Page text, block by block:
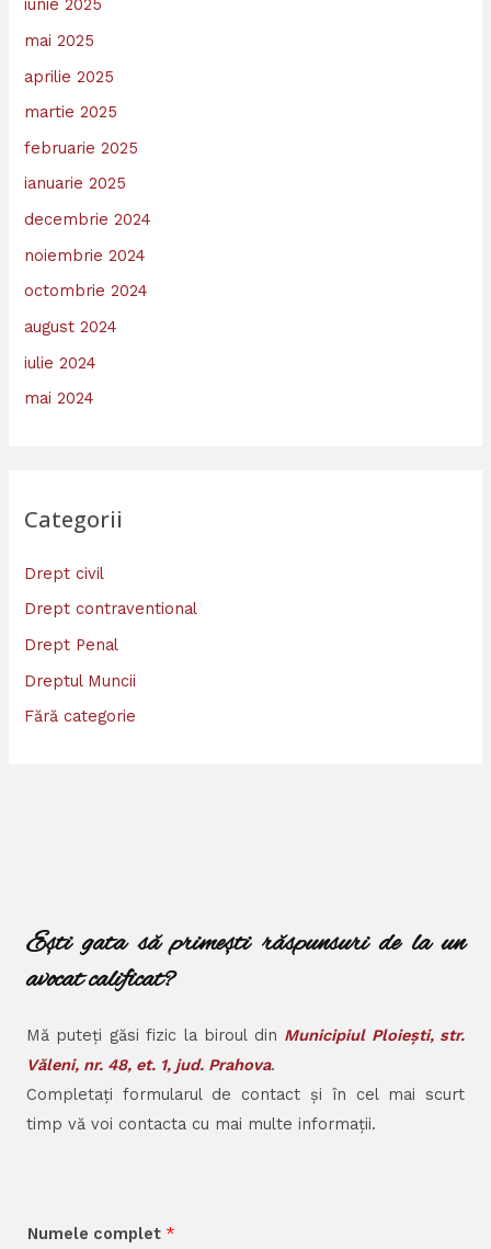
iunie 2025
mai 2025
aprilie 2025
martie 2025
februarie 2025
ianuarie 2025
decembrie 2024
noiembrie 2024
octombrie 2024
august 2024
iulie 2024
mai 2024
Categorii
Drept civil
Drept contraventional
Drept Penal
Dreptul Muncii
Fără categorie
Ești gata să primești răspunsuri de la un
avocat calificat?
Mă puteți găsi fizic la biroul din Municipiul Ploiești, str.
Văleni, nr. 48, et. 1, jud. Prahova.
Completați formularul de contact și în cel mai scurt
timp vă voi contacta cu mai multe informații.
Numele complet *